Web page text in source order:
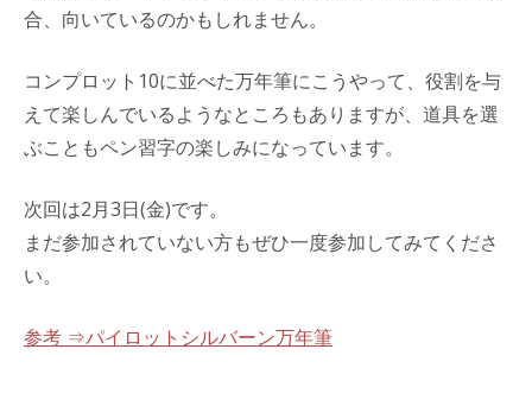
合、向いているのかもしれません。
コンプロット10に並べた万年筆にこうやって、役割を与
えて楽しんでいるようなところもありますが、道具を選
ぶこともペン習字の楽しみになっています。
次回は2月3日(金)です。
まだ参加されていない方もぜひ一度参加してみてくださ
い。
参考 ⇒パイロットシルバーン万年筆